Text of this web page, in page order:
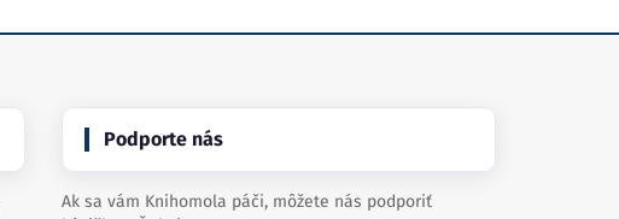
Podporte nás
Ak sa vám Knihomola páči, môžete nás podporiť